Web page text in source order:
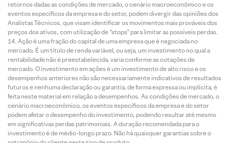
retornos dadas as condições de mercado, o cenário macroeconômico e os
eventos específicos da empresa e do setor, podem divergir das opiniões dos
Analistas Técnicos, que visam identificar os movimentos mais prováveis dos
preços dos ativos, com utilização de “stops” para limitar as possíveis perdas.
Ação é uma fração do capital de uma empresa que é negociada no
mercado. É um título de renda variável, ou seja, um investimento no qual a
rentabilidade não é preestabelecida, varia conforme as cotações de
mercado. O investimento em ações é um investimento de alto risco e os
desempenhos anteriores não são necessariamente indicativos de resultados
futuros e nenhuma declaração ou garantia, de forma expressa ou implícita, é
feita neste material em relação a desempenhos. As condições de mercado, o
cenário macroeconômico, os eventos específicos da empresa e do setor
podem afetar o desempenho do investimento, podendo resultar até mesmo
em significativas perdas patrimoniais. A duração recomendada para o
investimento é de médio-longo prazo. Não há quaisquer garantias sobre o